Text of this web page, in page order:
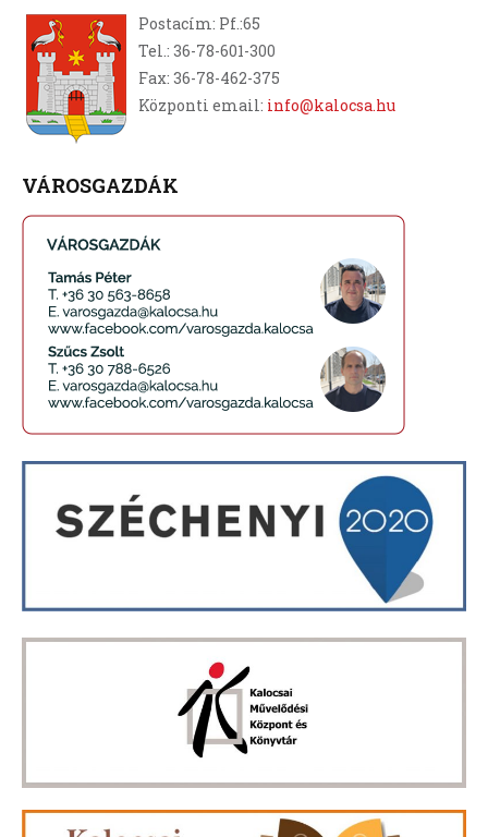
Postacím: Pf.:65
Tel.: 36-78-601-300
Fax: 36-78-462-375
Központi email: info@kalocsa.hu
VÁROSGAZDÁK